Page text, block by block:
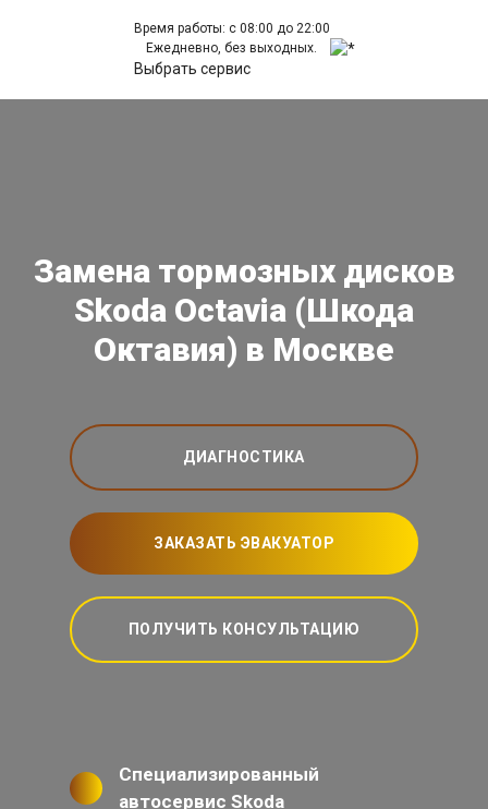
Время работы: с 08:00 до 22:00
Ежедневно, без выходных.
Выбрать сервис
Замена тормозных дисков
Skoda Octavia (Шкода
Октавия) в Москве
ДИАГНОСТИКА
ЗАКАЗАТЬ ЭВАКУАТОР
ПОЛУЧИТЬ КОНСУЛЬТАЦИЮ
Специализированный
автосервис Skoda